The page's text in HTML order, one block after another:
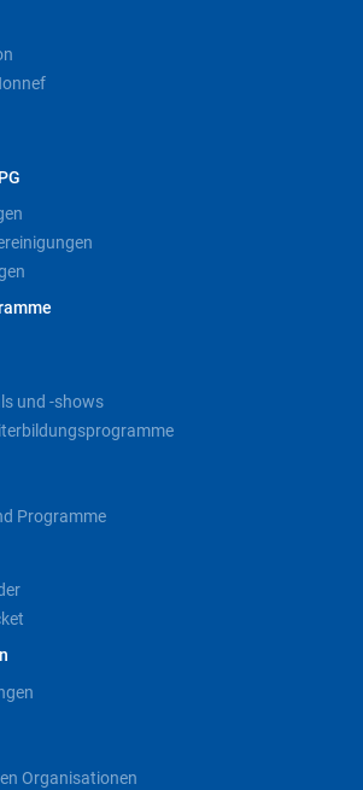
und -shows
Programme
Organisationen